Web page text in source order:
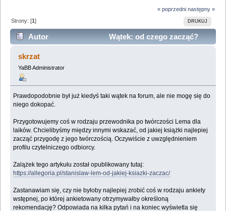
« poprzedni następny »
DRUKUJ
Strony: [1]
Autor
Wątek: od czego zacząć?
(Przeczytany 20920 razy)
skrzat
YaBB Administrator
Prawdopodobnie był już kiedyś taki wątek na forum, ale nie mogę się do
niego dokopać.
Przygotowujemy coś w rodzaju przewodnika po twórczości Lema dla
laików. Chcielibyśmy między innymi wskazać, od jakiej książki najlepiej
zacząć przygodę z jego twórczością. Oczywiście z uwzględnieniem
profilu czytelniczego odbiorcy.
Zalążek tego artykułu został opublikowany tutaj:
https://allegoria.pl/stanislaw-lem-od-jakiej-ksiazki-zaczac/
Zastanawiam się, czy nie byłoby najlepiej zrobić coś w rodzaju ankiety
wstępnej, po której ankietowany otrzymywałby określoną
rekomendację? Odpowiada na kilka pytań i na koniec wyświetla się